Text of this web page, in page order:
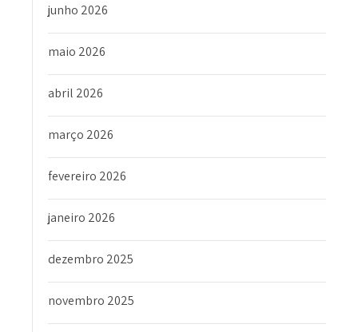
junho 2026
maio 2026
abril 2026
março 2026
fevereiro 2026
janeiro 2026
dezembro 2025
novembro 2025